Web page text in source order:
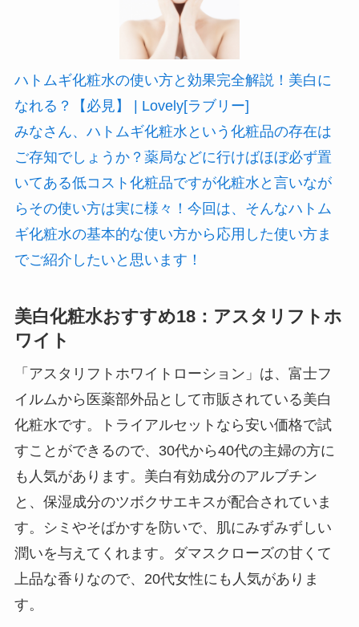
ハトムギ化粧水の使い方と効果完全解説！美白に
なれる？【必見】 | Lovely[ラブリー]
みなさん、ハトムギ化粧水という化粧品の存在は
ご存知でしょうか？薬局などに行けばほぼ必ず置
いてある低コスト化粧品ですが化粧水と言いなが
らその使い方は実に様々！今回は、そんなハトム
ギ化粧水の基本的な使い方から応用した使い方ま
でご紹介したいと思います！
美白化粧水おすすめ18：アスタリフトホ
ワイト
「アスタリフトホワイトローション」は、富士フ
イルムから医薬部外品として市販されている美白
化粧水です。トライアルセットなら安い価格で試
すことができるので、30代から40代の主婦の方に
も人気があります。美白有効成分のアルブチン
と、保湿成分のツボクサエキスが配合されていま
す。シミやそばかすを防いで、肌にみずみずしい
潤いを与えてくれます。ダマスクローズの甘くて
上品な香りなので、20代女性にも人気がありま
す。